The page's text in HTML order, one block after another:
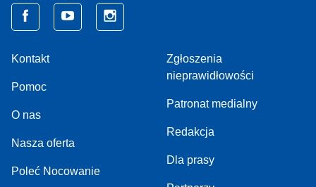
Kontakt
Pomoc
O nas
Nasza oferta
Poleć Nocowanie
Zgłoszenia
nieprawidłowości
Patronat medialny
Redakcja
Dla prasy